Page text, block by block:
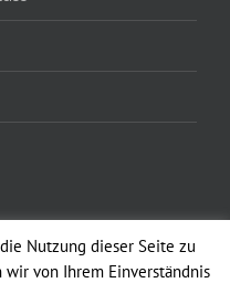
Nutzung dieser Seite zu
von Ihrem Einverständnis